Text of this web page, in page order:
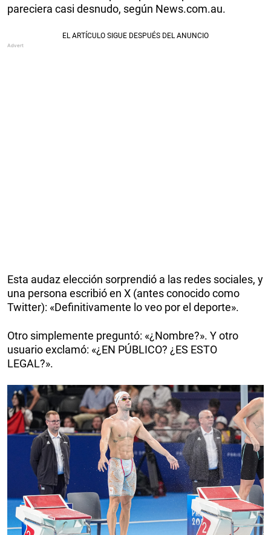
pareciera casi desnudo, según News.com.au.
Esta audaz elección sorprendió a las redes sociales, y
una persona escribió en X (antes conocido como
Twitter): «Definitivamente lo veo por el deporte».
Otro simplemente preguntó: «¿Nombre?». Y otro
usuario exclamó: «¿EN PÚBLICO? ¿ES ESTO
LEGAL?».